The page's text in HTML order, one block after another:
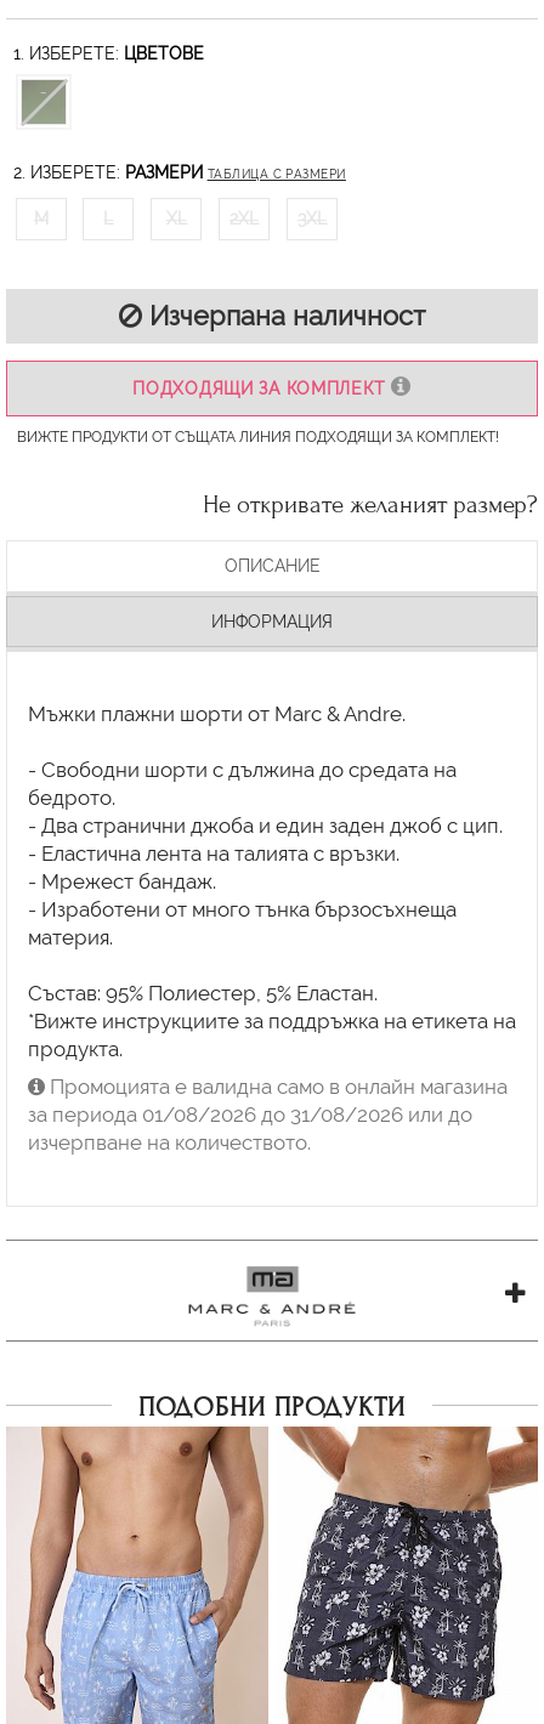
1. ИЗБЕРЕТЕ: ЦВЕТОВЕ
2. ИЗБЕРЕТЕ: РАЗМЕРИ ТАБЛИЦА С РАЗМЕРИ
M L XL 2XL 3XL
Изчерпана наличност
ПОДХОДЯЩИ ЗА КОМПЛЕКТ
ВИЖТЕ ПРОДУКТИ ОТ СЪЩАТА ЛИНИЯ ПОДХОДЯЩИ ЗА КОМПЛЕКТ!
Не откривате желаният размер?
ОПИСАНИЕ
ИНФОРМАЦИЯ
Мъжки плажни шорти от Marc & Andre.
- Свободни шорти с дължина до средата на
бедрото.
- Два странични джоба и един заден джоб с цип.
- Еластична лента на талията с връзки.
- Мрежест бандаж.
- Изработени от много тънка бързосъхнеща
материя.
Състав: 95% Полиестер, 5% Еластан.
*Вижте инструкциите за поддръжка на етикета на
продукта.
Промоцията е валидна само в онлайн магазина
за периода 01/08/2026 до 31/08/2026 или до
изчерпване на количеството.
ПОДОБНИ ПРОДУКТИ